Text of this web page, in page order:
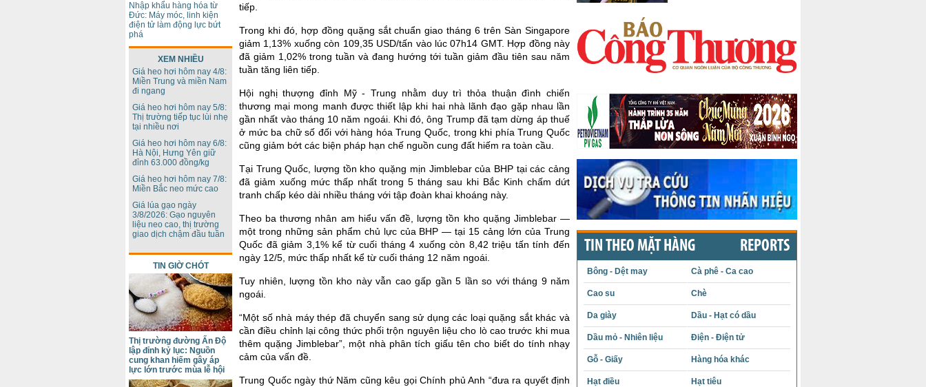
tiếp.
Trong khi đó, hợp đồng quặng sắt chuẩn giao tháng 6 trên Sàn Singapore
giảm 1,13% xuống còn 109,35 USD/tấn vào lúc 07h14 GMT. Hợp đồng này
đã giảm 1,02% trong tuần và đang hướng tới tuần giảm đầu tiên sau năm
tuần tăng liên tiếp.
Hội nghị thượng đỉnh Mỹ - Trung nhằm duy trì thỏa thuận đình chiến
thương mại mong manh được thiết lập khi hai nhà lãnh đạo gặp nhau lần
gần nhất vào tháng 10 năm ngoái. Khi đó, ông Trump đã tạm dừng áp thuế
ở mức ba chữ số đối với hàng hóa Trung Quốc, trong khi phía Trung Quốc
cũng giảm bớt các biện pháp hạn chế nguồn cung đất hiếm ra toàn cầu.
Tại Trung Quốc, lượng tồn kho quặng mịn Jimblebar của BHP tại các cảng
đã giảm xuống mức thấp nhất trong 5 tháng sau khi Bắc Kinh chấm dứt
tranh chấp kéo dài nhiều tháng với tập đoàn khai khoáng này.
Theo ba thương nhân am hiểu vấn đề, lượng tồn kho quặng Jimblebar —
một trong những sản phẩm chủ lực của BHP — tại 15 cảng lớn của Trung
Quốc đã giảm 3,1% kể từ cuối tháng 4 xuống còn 8,42 triệu tấn tính đến
ngày 12/5, mức thấp nhất kể từ cuối tháng 12 năm ngoái.
Tuy nhiên, lượng tồn kho này vẫn cao gấp gần 5 lần so với tháng 9 năm
ngoái.
“Một số nhà máy thép đã chuyển sang sử dụng các loại quặng sắt khác và
cần điều chỉnh lại công thức phối trộn nguyên liệu cho lò cao trước khi mua
thêm quặng Jimblebar”, một nhà phân tích giấu tên cho biết do tính nhạy
cảm của vấn đề.
Trung Quốc ngày thứ Năm cũng kêu gọi Chính phủ Anh “đưa ra quyết định
Nhập khẩu hàng hóa từ
Đức: Máy móc, linh kiện
điện tử làm động lực bứt
phá
XEM NHIỀU
Giá heo hơi hôm nay 4/8:
Miền Trung và miền Nam
đi ngang
Giá heo hơi hôm nay 5/8:
Thị trường tiếp tục lùi nhẹ
tại nhiều nơi
Giá heo hơi hôm nay 6/8:
Hà Nội, Hưng Yên giữ
đỉnh 63.000 đồng/kg
Giá heo hơi hôm nay 7/8:
Miền Bắc neo mức cao
Giá lúa gạo ngày
3/8/2026: Gạo nguyên
liệu neo cao, thị trường
giao dịch chậm đầu tuần
TIN GIỜ CHÓT
Thị trường đường Ấn Độ
lập đỉnh kỷ lục: Nguồn
cung khan hiếm gây áp
lực lớn trước mùa lễ hội
TIN THEO MẶT HÀNG REPORTS
Bông - Dệt may Cà phê - Ca cao
Cao su Chè
Da giày Dầu - Hạt có dầu
Dầu mỏ - Nhiên liệu Điện - Điện tử
Gỗ - Giấy Hàng hóa khác
Hạt điều Hạt tiêu